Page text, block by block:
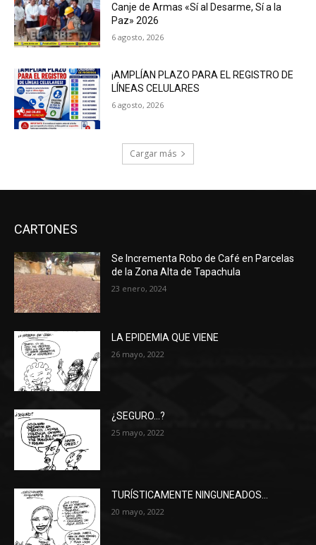
Canje de Armas «Sí al Desarme, Sí a la
Paz» 2026
6 agosto, 2026
¡AMPLÍAN PLAZO PARA EL REGISTRO DE
LÍNEAS CELULARES
6 agosto, 2026
Cargar más
CARTONES
Se Incrementa Robo de Café en Parcelas
de la Zona Alta de Tapachula
23 enero, 2024
LA EPIDEMIA QUE VIENE
26 mayo, 2022
¿SEGURO…?
25 mayo, 2022
TURÍSTICAMENTE NINGUNEADOS…
20 mayo, 2022